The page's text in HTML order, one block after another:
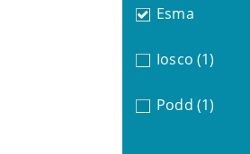
Esma
Iosco (1)
Podd (1)